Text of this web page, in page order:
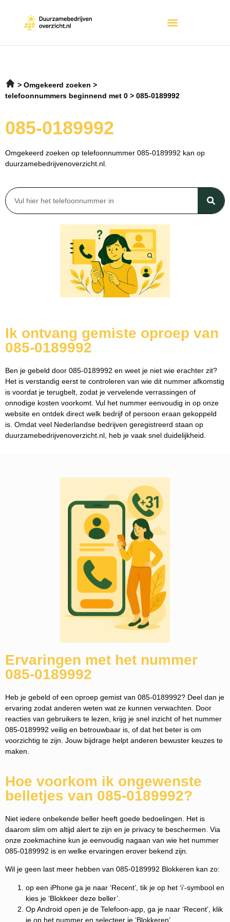
Omgekeerd zoeken
telefoonnummers beginnend met 0
085-0189992
085-0189992
Omgekeerd zoeken op telefoonnummer 085-0189992 kan op
duurzamebedrijvenoverzicht.nl.
Ik ontvang gemiste oproep van
085-0189992
Ben je gebeld door 085-0189992 en weet je niet wie erachter zit?
Het is verstandig eerst te controleren van wie dit nummer afkomstig
is voordat je terugbelt, zodat je vervelende verrassingen of
onnodige kosten voorkomt. Vul het nummer eenvoudig in op onze
website en ontdek direct welk bedrijf of persoon eraan gekoppeld
is. Omdat veel Nederlandse bedrijven geregistreerd staan op
duurzamebedrijvenoverzicht.nl, heb je vaak snel duidelijkheid.
Ervaringen met het nummer
085-0189992
Heb je gebeld of een oproep gemist van 085-0189992? Deel dan je
ervaring zodat anderen weten wat ze kunnen verwachten. Door
reacties van gebruikers te lezen, krijg je snel inzicht of het nummer
085-0189992 veilig en betrouwbaar is, of dat het beter is om
voorzichtig te zijn. Jouw bijdrage helpt anderen bewuster keuzes te
maken.
Hoe voorkom ik ongewenste
belletjes van 085-0189992?
Niet iedere onbekende beller heeft goede bedoelingen. Het is
daarom slim om altijd alert te zijn en je privacy te beschermen. Via
onze zoekmachine kun je eenvoudig nagaan van wie het nummer
085-0189992 is en welke ervaringen erover bekend zijn.
Wil je geen last meer hebben van 085-0189992 Blokkeren kan zo:
op een iPhone ga je naar ‘Recent’, tik je op het ‘i’-symbool en
kies je ‘Blokkeer deze beller’.
Op Android open je de Telefoon-app, ga je naar ‘Recent’, klik
je op het nummer en selecteer je ‘Blokkeren’.